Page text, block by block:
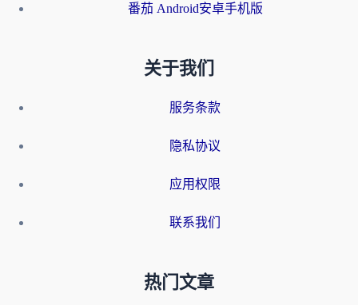
番茄 Android安卓手机版
关于我们
服务条款
隐私协议
应用权限
联系我们
热门文章